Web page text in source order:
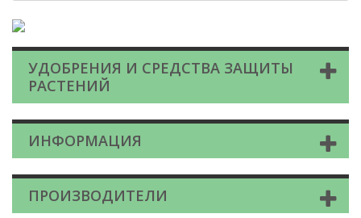
УДОБРЕНИЯ И СРЕДСТВА ЗАЩИТЫ
РАСТЕНИЙ
ИНФОРМАЦИЯ
ПРОИЗВОДИТЕЛИ